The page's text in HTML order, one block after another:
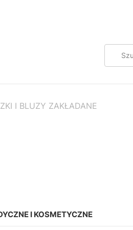
I BLUZY ZAKŁADANE
I KOSMETYCZNE